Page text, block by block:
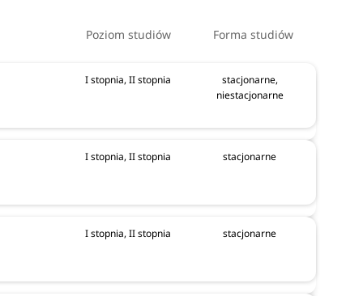
Poziom studiów Forma studiów
I stopnia, II stopnia
stacjonarne,
niestacjonarne
I stopnia, II stopnia stacjonarne
I stopnia, II stopnia stacjonarne